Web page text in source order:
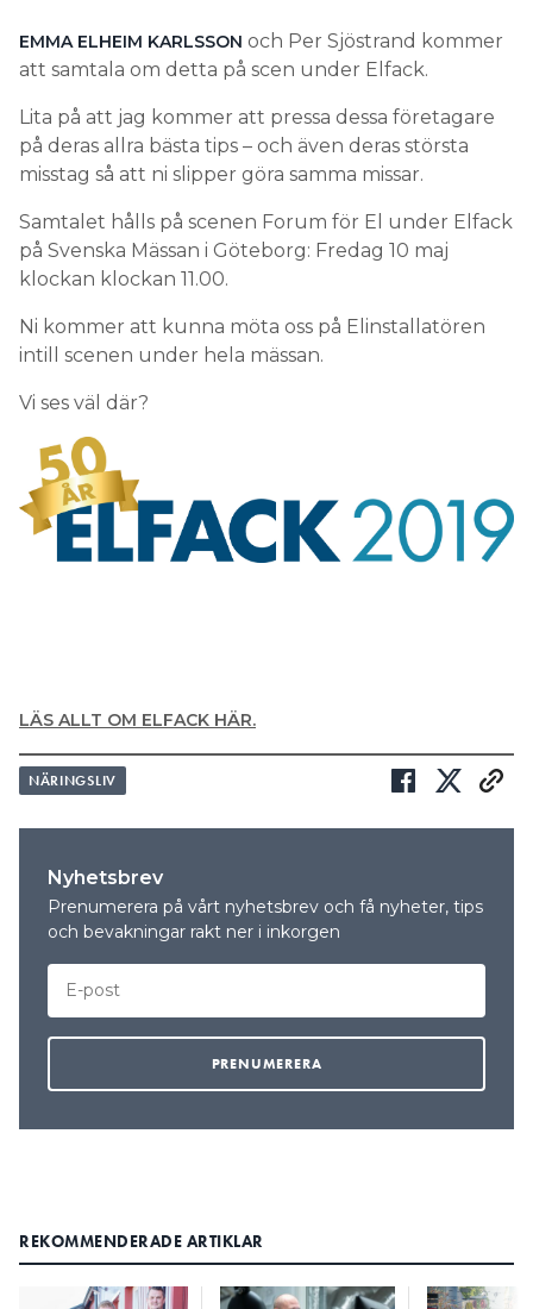
EMMA ELHEIM KARLSSON och Per Sjöstrand kommer
att samtala om detta på scen under Elfack.
Lita på att jag kommer att pressa dessa företagare
på deras allra bästa tips – och även deras största
misstag så att ni slipper göra samma missar.
Samtalet hålls på scenen Forum för El under Elfack
på Svenska Mässan i Göteborg: Fredag 10 maj
klockan klockan 11.00.
Ni kommer att kunna möta oss på Elinstallatören
intill scenen under hela mässan.
Vi ses väl där?
LÄS ALLT OM ELFACK HÄR.
NÄRINGSLIV
Nyhetsbrev
Prenumerera på vårt nyhetsbrev och få nyheter, tips
och bevakningar rakt ner i inkorgen
REKOMMENDERADE ARTIKLAR